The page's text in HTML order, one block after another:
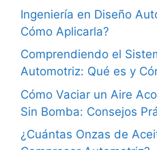
Ingeniería en Diseño
Cómo Aplicarla?
Comprendiendo el
Automotriz: Qué es y
Cómo Vaciar un Aire
Sin Bomba: Consejos
¿Cuántas Onzas de